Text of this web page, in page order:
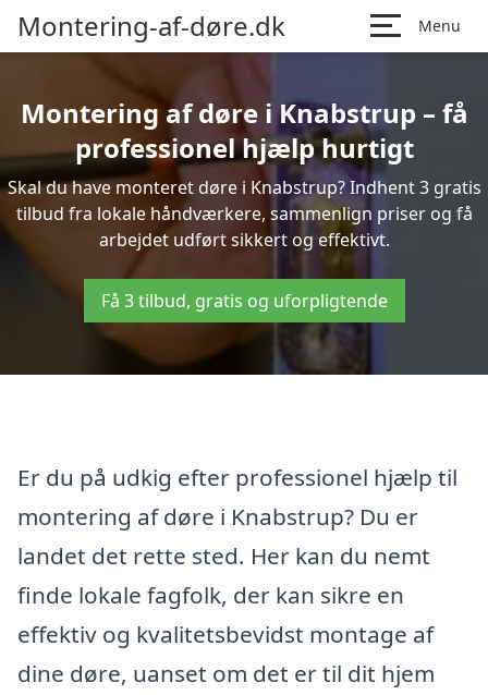
Montering-af-døre.dk Menu
Montering af døre i Knabstrup – få
professionel hjælp hurtigt
Skal du have monteret døre i Knabstrup? Indhent 3 gratis
tilbud fra lokale håndværkere, sammenlign priser og få
arbejdet udført sikkert og effektivt.
Få 3 tilbud, gratis og uforpligtende
Er du på udkig efter professionel hjælp til
montering af døre i Knabstrup? Du er
landet det rette sted. Her kan du nemt
finde lokale fagfolk, der kan sikre en
effektiv og kvalitetsbevidst montage af
dine døre, uanset om det er til dit hjem